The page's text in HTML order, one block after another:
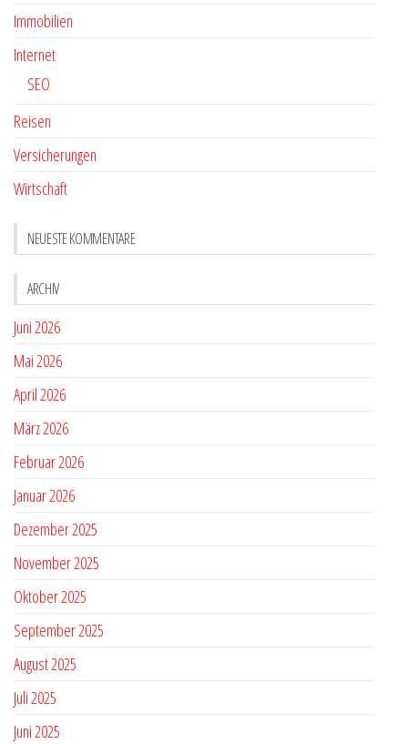
Immobilien
Internet
SEO
Reisen
Versicherungen
Wirtschaft
NEUESTE KOMMENTARE
ARCHIV
Juni 2026
Mai 2026
April 2026
März 2026
Februar 2026
Januar 2026
Dezember 2025
November 2025
Oktober 2025
September 2025
August 2025
Juli 2025
Juni 2025